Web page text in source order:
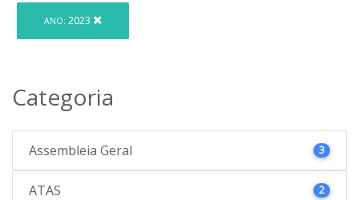
ANO: 2023
Categoria
Assembleia Geral 3
ATAS 2